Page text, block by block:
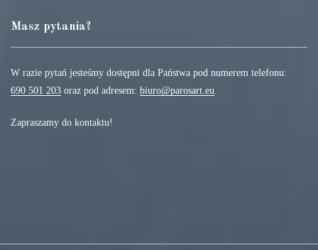
Masz pytania?
W razie pytań jesteśmy dostępni dla Państwa pod numerem telefonu:
690 501 203 oraz pod adresem: biuro@parosart.eu.
Zapraszamy do kontaktu!